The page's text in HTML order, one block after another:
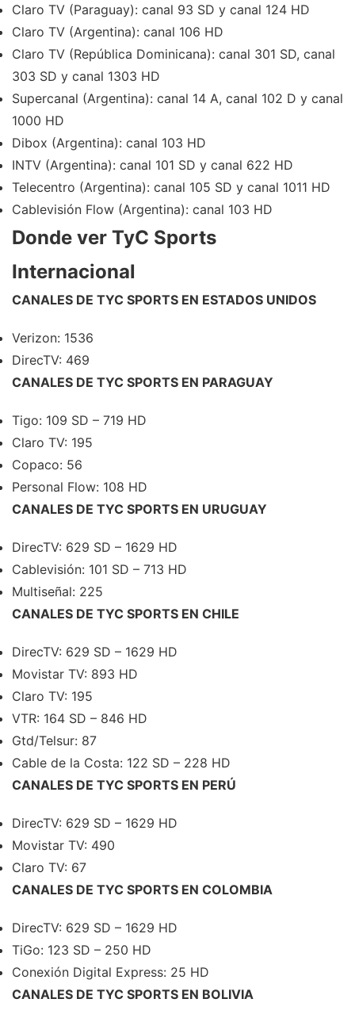
Claro TV (Paraguay): canal 93 SD y canal 124 HD
Claro TV (Argentina): canal 106 HD
Claro TV (República Dominicana): canal 301 SD, canal
303 SD y canal 1303 HD
Supercanal (Argentina): canal 14 A, canal 102 D y canal
1000 HD
Dibox (Argentina): canal 103 HD
INTV (Argentina): canal 101 SD y canal 622 HD
Telecentro (Argentina): canal 105 SD y canal 1011 HD
Cablevisión Flow (Argentina): canal 103 HD
Donde ver TyC Sports
Internacional
CANALES DE TYC SPORTS EN ESTADOS UNIDOS
Verizon: 1536
DirecTV: 469
CANALES DE TYC SPORTS EN PARAGUAY
Tigo: 109 SD – 719 HD
Claro TV: 195
Copaco: 56
Personal Flow: 108 HD
CANALES DE TYC SPORTS EN URUGUAY
DirecTV: 629 SD – 1629 HD
Cablevisión: 101 SD – 713 HD
Multiseñal: 225
CANALES DE TYC SPORTS EN CHILE
DirecTV: 629 SD – 1629 HD
Movistar TV: 893 HD
Claro TV: 195
VTR: 164 SD – 846 HD
Gtd/Telsur: 87
Cable de la Costa: 122 SD – 228 HD
CANALES DE TYC SPORTS EN PERÚ
DirecTV: 629 SD – 1629 HD
Movistar TV: 490
Claro TV: 67
CANALES DE TYC SPORTS EN COLOMBIA
DirecTV: 629 SD – 1629 HD
TiGo: 123 SD – 250 HD
Conexión Digital Express: 25 HD
CANALES DE TYC SPORTS EN BOLIVIA